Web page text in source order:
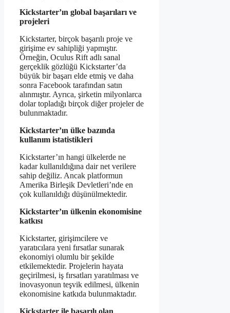
Kickstarter’ın global başarıları ve
projeleri
Kickstarter, birçok başarılı proje ve
girişime ev sahipliği yapmıştır.
Örneğin, Oculus Rift adlı sanal
gerçeklik gözlüğü Kickstarter’da
büyük bir başarı elde etmiş ve daha
sonra Facebook tarafından satın
alınmıştır. Ayrıca, şirketin milyonlarca
dolar topladığı birçok diğer projeler de
bulunmaktadır.
Kickstarter’ın ülke bazında
kullanım istatistikleri
Kickstarter’ın hangi ülkelerde ne
kadar kullanıldığına dair net verilere
sahip değiliz. Ancak platformun
Amerika Birleşik Devletleri’nde en
çok kullanıldığı düşünülmektedir.
Kickstarter’ın ülkenin ekonomisine
katkısı
Kickstarter, girişimcilere ve
yaratıcılara yeni fırsatlar sunarak
ekonomiyi olumlu bir şekilde
etkilemektedir. Projelerin hayata
geçirilmesi, iş fırsatları yaratılması ve
inovasyonun teşvik edilmesi, ülkenin
ekonomisine katkıda bulunmaktadır.